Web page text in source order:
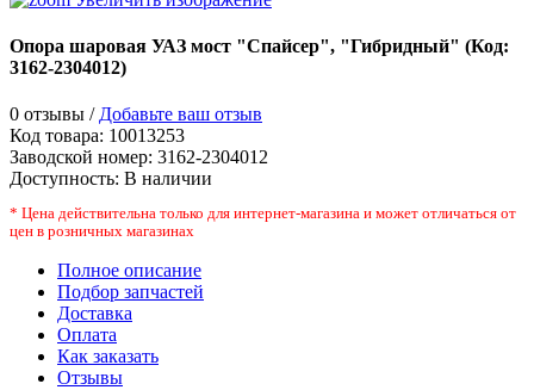
Опора шаровая УАЗ мост "Спайсер", "Гибридный" (Код:
3162-2304012)
0 отзывы / Добавьте ваш отзыв
Код товара: 10013253
Заводской номер: 3162-2304012
Доступность: В наличии
* Цена действительна только для интернет-магазина и может отличаться от
цен в розничных магазинах
Полное описание
Подбор запчастей
Доставка
Оплата
Как заказать
Отзывы